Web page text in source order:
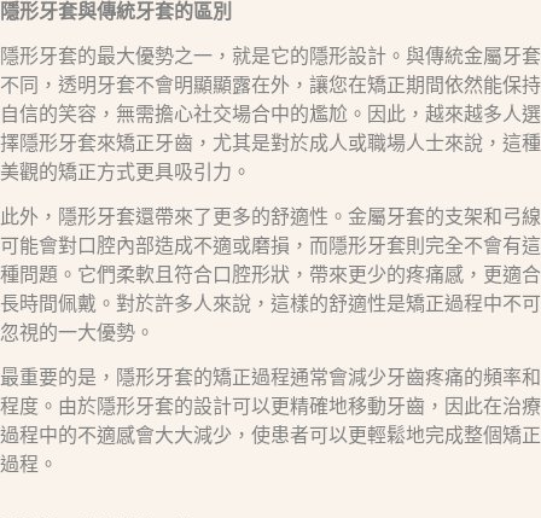
隱形牙套與傳統牙套的區別
隱形牙套的最大優勢之一，就是它的隱形設計。與傳統金屬牙套
不同，透明牙套不會明顯顯露在外，讓您在矯正期間依然能保持
自信的笑容，無需擔心社交場合中的尷尬。因此，越來越多人選
擇隱形牙套來矯正牙齒，尤其是對於成人或職場人士來說，這種
美觀的矯正方式更具吸引力。
此外，隱形牙套還帶來了更多的舒適性。金屬牙套的支架和弓線
可能會對口腔內部造成不適或磨損，而隱形牙套則完全不會有這
種問題。它們柔軟且符合口腔形狀，帶來更少的疼痛感，更適合
長時間佩戴。對於許多人來說，這樣的舒適性是矯正過程中不可
忽視的一大優勢。
最重要的是，隱形牙套的矯正過程通常會減少牙齒疼痛的頻率和
程度。由於隱形牙套的設計可以更精確地移動牙齒，因此在治療
過程中的不適感會大大減少，使患者可以更輕鬆地完成整個矯正
過程。